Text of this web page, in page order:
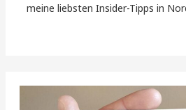
meine liebsten Insider-Tipps in